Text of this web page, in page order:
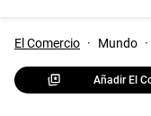
El Comercio · Mundo ·
Añadir El